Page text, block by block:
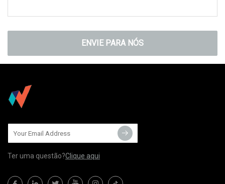
ENVIE PARA NÓS
Ter uma questão?Clique aqui